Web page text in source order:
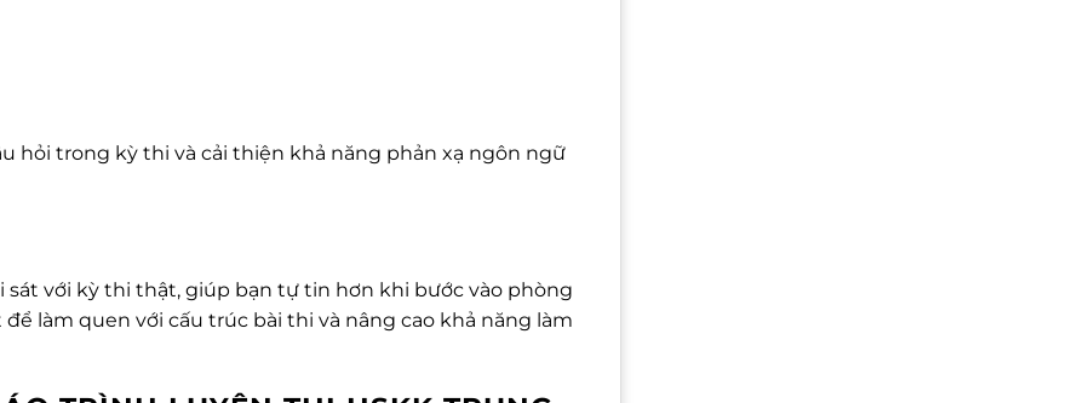
hỏi trong kỳ thi và cải thiện khả năng phản xạ ngôn ngữ
với kỳ thi thật, giúp bạn tự tin hơn khi bước vào phòng
làm quen với cấu trúc bài thi và nâng cao khả năng làm